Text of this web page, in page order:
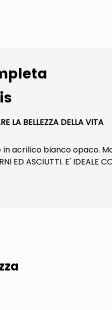
LA BELLEZZA DELLA VITA
acrilico bianco opaco.
ED ASCIUTTI. E' IDEALE